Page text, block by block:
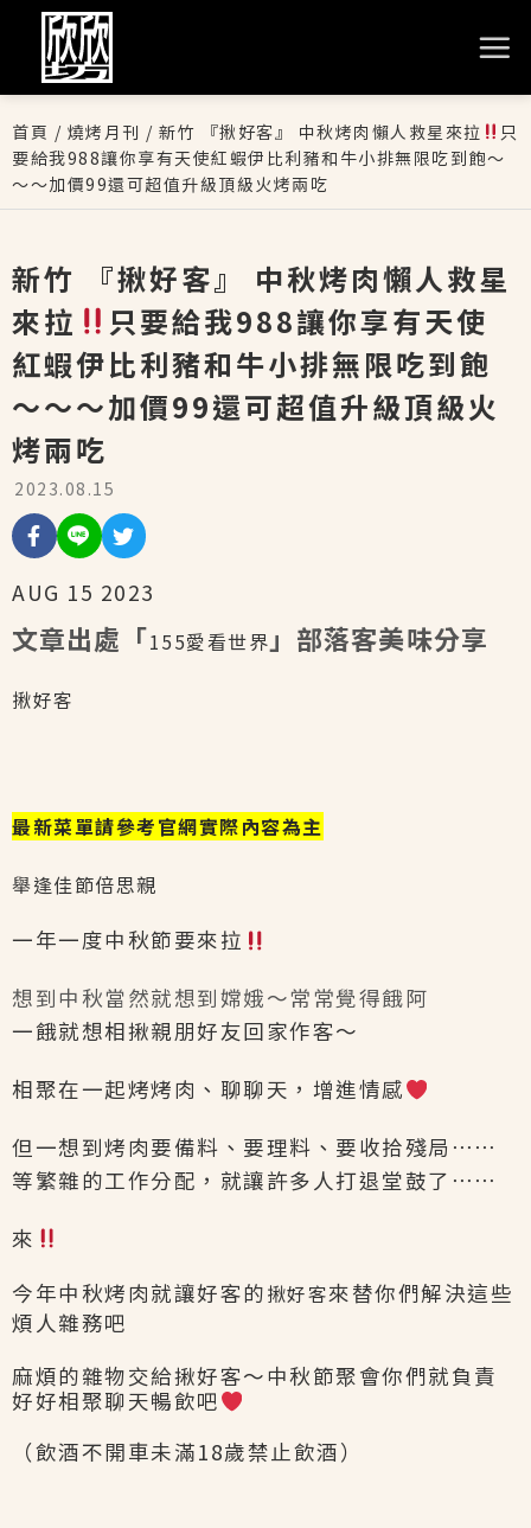
首頁 / 燒烤月刊 / 新竹 『揪好客』 中秋烤肉懶人救星來拉
只
要給我988讓你享有天使紅蝦伊比利豬和牛小排無限吃到飽～
～～加價99還可超值升級頂級火烤兩吃
新竹 『揪好客』 中秋烤肉懶人救星
來拉
只要給我988讓你享有天使
紅蝦伊比利豬和牛小排無限吃到飽
～～～加價99還可超值升級頂級火
烤兩吃
2023.08.15
AUG 15 2023
文章出處「155愛看世界 」部落客美味分享
揪好客
最新菜單請參考官網實際內容為主
舉逢佳節倍思親
一年一度中秋節要來拉
想到中秋當然就想到嫦娥～常常覺得餓阿
一餓就想相揪親朋好友回家作客～
相聚在一起烤烤肉、聊聊天，增進情感
但一想到烤肉要備料、要理料、要收拾殘局⋯⋯
等繁雜的工作分配，就讓許多人打退堂鼓了⋯⋯
來
今年中秋烤肉就讓好客的揪好客來替你們解決這些
煩人雜務吧
麻煩的雜物交給揪好客～中秋節聚會你們就負責
好好相聚聊天暢飲吧
（飲酒不開車未滿18歲禁止飲酒）